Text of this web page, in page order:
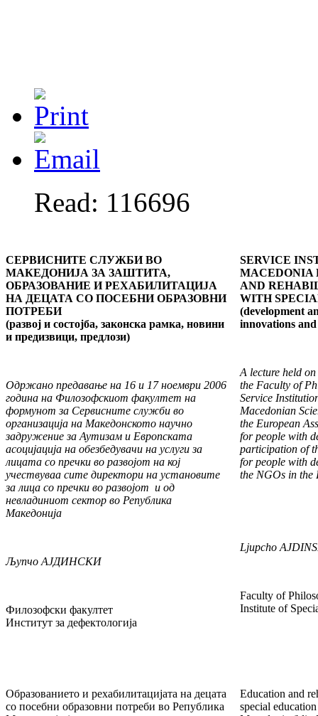
Read: 116696
СЕРВИСНИТЕ СЛУЖБИ ВО
МАКЕДОНИЈА ЗА ЗАШТИТА,
ОБРАЗОВАНИЕ И РЕХАБИЛИТАЦИЈА
НА ДЕЦАТА СО ПОСЕБНИ ОБРАЗОВНИ
ПОТРЕБИ
(развој и состојба, законска рамка, новини
и предизвици, предлози)
Одржано предавање на 16 и 17 ноември 2006
година на Филозофскиот факултет на
формунот за Сервисните служби во
организација на Македонското научно
задружение за Аутизам и Европската
асоцијација на обезбедувачи на услуги за
лицата со пречки во развојот на кој
учествуваа сите директори на установите
за лица со пречки во развојот и од
невладиниот сектор во Република
Македонија
Љупчо АЈДИНСКИ
Филозофски факултет
Институт за дефектологија
SERVICE
MACEDONIA
AND
WITH
(development
innovations and
A lecture held
the Faculty of
Service
Macedonian
the European
for people with
participation of
for people with
the NGOs in the
Ljupcho
Faculty of
Institute of
Образованието и рехабилитацијата на децата
со посебни образовни потреби во Република
Education and
special